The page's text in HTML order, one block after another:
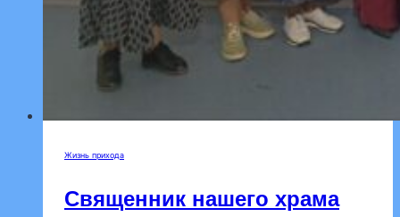
Жизнь прихода
Священник нашего храма